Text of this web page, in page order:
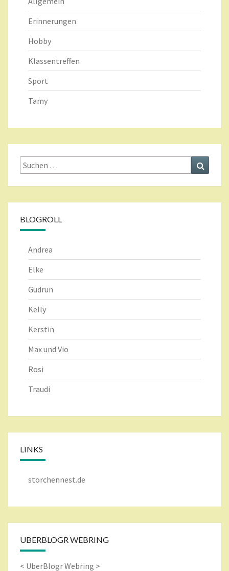
Erinnerungen
Hobby
Klassentreffen
Sport
Tamy
Suche
nach:
BLOGROLL
Andrea
Elke
Gudrun
Kelly
Kerstin
Max und Vio
Rosi
Traudi
LINKS
storchennest.de
UBERBLOGR WEBRING
< UberBlogr Webring >